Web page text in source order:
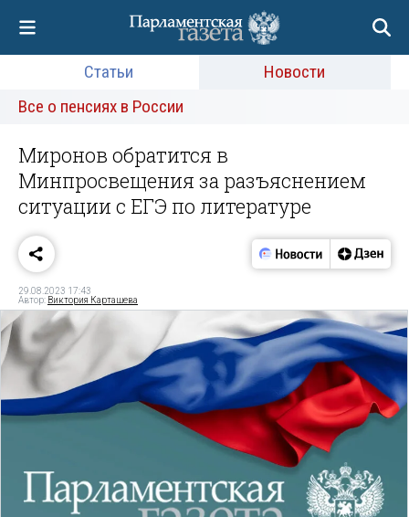
Статьи
Новости
Все о пенсиях в России
Миронов обратится в
Минпросвещения за разъяснением
ситуации с ЕГЭ по литературе
29.08.2023 17:43
Автор: Виктория Карташева